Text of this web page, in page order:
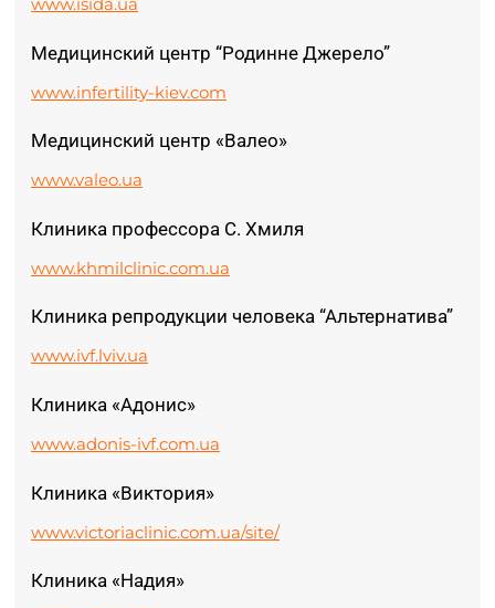
Медицинский центр “Родинне Джерело”
www.infertility-kiev.com
Медицинский центр «Валео»
www.valeo.ua
Клиника профессора С. Хмиля
www.khmilclinic.com.ua
Клиника репродукции человека “Альтернатива”
www.ivf.lviv.ua
Клиника «Адонис»
www.adonis-ivf.com.ua
Клиника «Виктория»
www.victoriaclinic.com.ua/site/
Клиника «Надия»